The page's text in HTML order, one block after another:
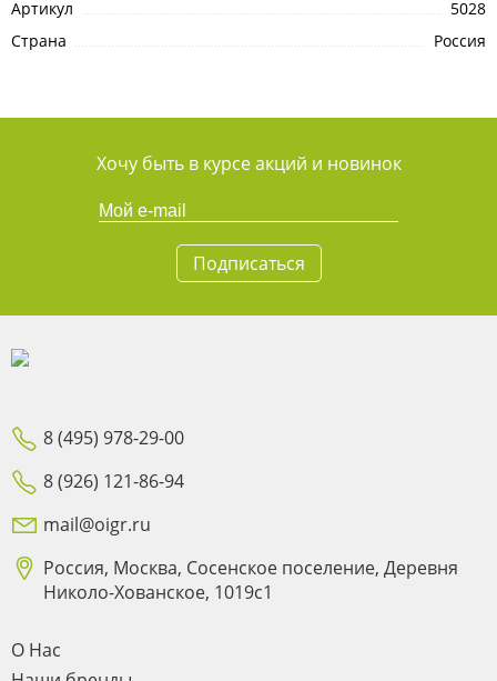
Артикул
5028
Страна
Россия
Хочу быть в курсе акций и новинок
Подписаться
8 (495) 978-29-00
8 (926) 121-86-94
mail@oigr.ru
Россия, Москва, Сосенское поселение, Деревня
Николо-Хованское, 1019с1
О Нас